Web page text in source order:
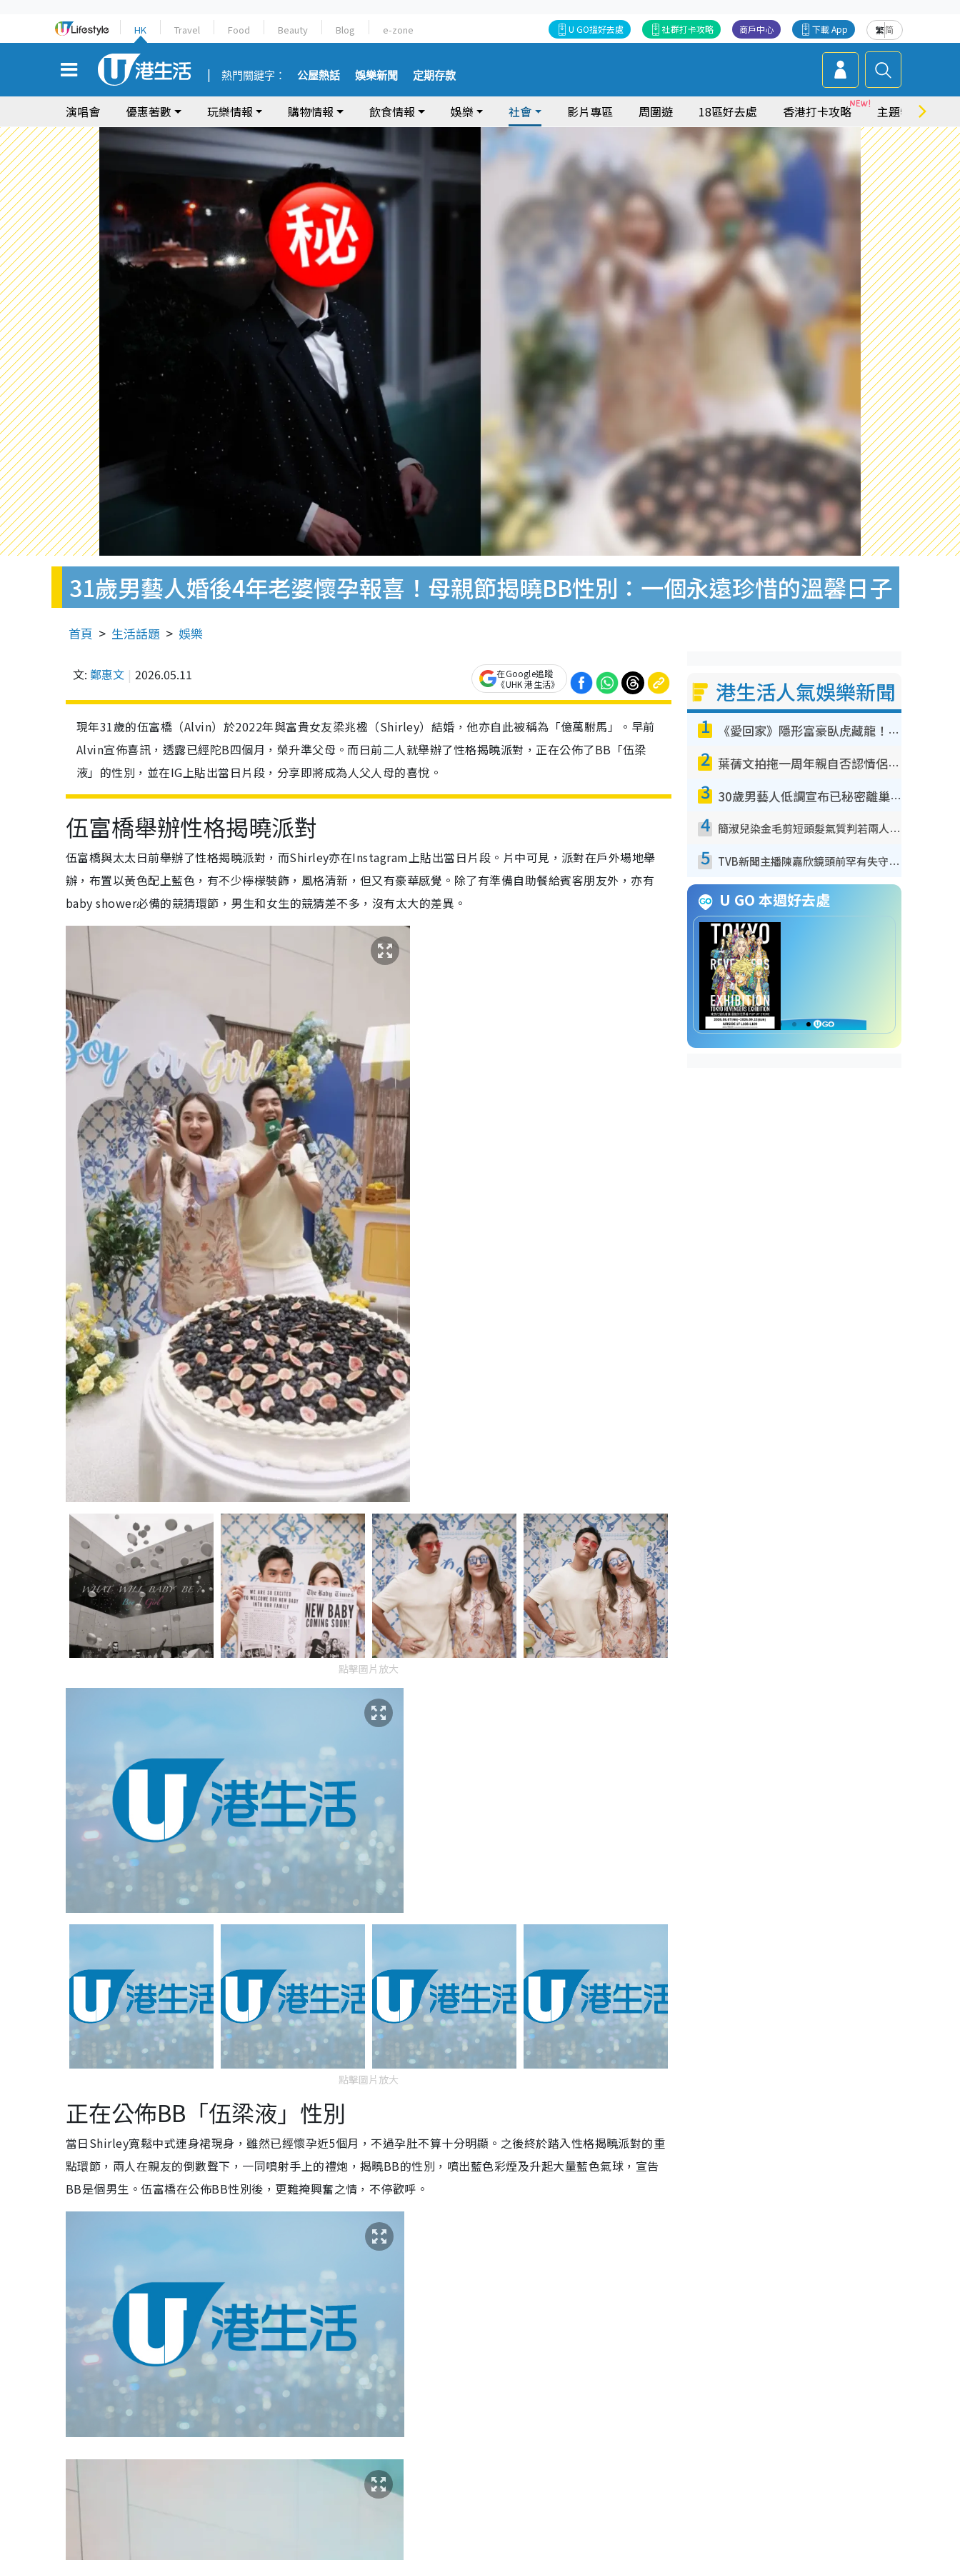
HK Travel Food Beauty Blog e-zone 繁简
下載 App
商戶中心
社群打卡攻略
U GO搵好去處
熱門關鍵字： 公屋熱話 娛樂新聞 定期存款
演唱會 優惠著數 玩樂情報 購物情報 飲食情報 娛樂 社會 影片專區 周圍遊 18區好去處 香港打卡攻略 主題特集
31歲男藝人婚後4年老婆懷孕報喜！母親節揭曉BB性別：一個永遠珍惜的溫馨日子
首頁 生活話題 娛樂
文: 鄭惠文 2026.05.11
在Google追蹤
《UHK 港生活》
現年31歲的伍富橋（Alvin）於2022年與富貴女友梁兆楹（Shirley）結婚，他亦自此被稱為「億萬駙馬」。早前
Alvin宣佈喜訊，透露已經陀B四個月，榮升準父母。而日前二人就舉辦了性格揭曉派對，正在公佈了BB「伍梁
液」的性別，並在IG上貼出當日片段，分享即將成為人父人母的喜悅。
伍富橋舉辦性格揭曉派對
伍富橋與太太日前舉辦了性格揭曉派對，而Shirley亦在Instagram上貼出當日片段。片中可見，派對在戶外場地舉
辦，布置以黃色配上藍色，有不少檸檬裝飾，風格清新，但又有豪華感覺。除了有準備自助餐給賓客朋友外，亦有
baby shower必備的競猜環節，男生和女生的競猜差不多，沒有太大的差異。
點擊圖片放大
點擊圖片放大
正在公佈BB「伍梁液」性別
當日Shirley寬鬆中式連身裙現身，雖然已經懷孕近5個月，不過孕肚不算十分明顯。之後終於踏入性格揭曉派對的重
點環節，兩人在親友的倒數聲下，一同噴射手上的禮炮，揭曉BB的性別，噴出藍色彩煙及升起大量藍色氣球，宣告
BB是個男生。伍富橋在公佈BB性別後，更難掩興奮之情，不停歡呼。
港生活人氣娛樂新聞
1 《愛回家》隱形富豪臥虎藏龍！盤點12位財氣逼人的有錢藝人：呢位靚女3億身家唔憂做
2 葉蒨文拍拖一周年親自否認情侶關係？！被質疑感情造假竟稱GM「普通同事」
3 30歲男藝人低調宣布已秘密離巢！人氣急跌變失蹤人口︰「這幾年過得並不容易」
4 簡淑兒染金毛剪短頭髮氣質判若兩人！嚇壞老公麥大力都認唔出：「你做咩事？」
5 TVB新聞主播陳嘉欣鏡頭前罕有失守！遭林超英一句說話突襲嚇親當場大笑
U GO 本週好去處